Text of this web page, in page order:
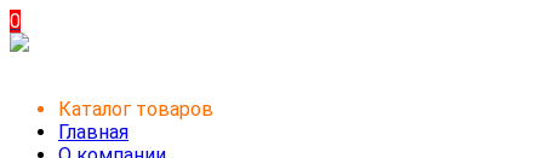
0
Каталог товаров
Главная